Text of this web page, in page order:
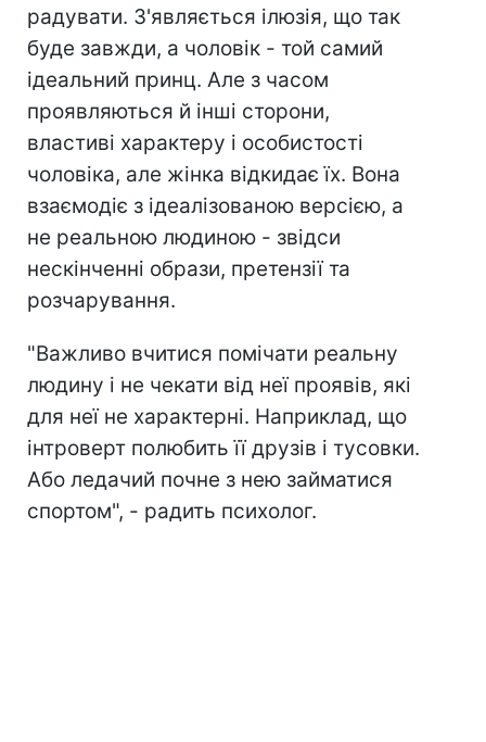
радувати. З'являється ілюзія, що так
буде завжди, а чоловік - той самий
ідеальний принц. Але з часом
проявляються й інші сторони,
властиві характеру і особистості
чоловіка, але жінка відкидає їх. Вона
взаємодіє з ідеалізованою версією, а
не реальною людиною - звідси
нескінченні образи, претензії та
розчарування.
"Важливо вчитися помічати реальну
людину і не чекати від неї проявів, які
для неї не характерні. Наприклад, що
інтроверт полюбить її друзів і тусовки.
Або ледачий почне з нею займатися
спортом", - радить психолог.